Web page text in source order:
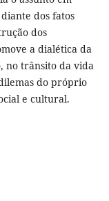
dos fatos
dos
a dialética da
no trânsito da vida
do próprio
e cultural.